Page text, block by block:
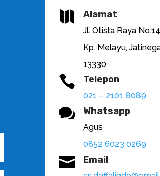
 Alamat
Jl. Otista Raya
Kp. Melayu,
13330
 Telepon
021 – 2101 8089
 Whatsapp
Agus
0852 6023 0269
 Email